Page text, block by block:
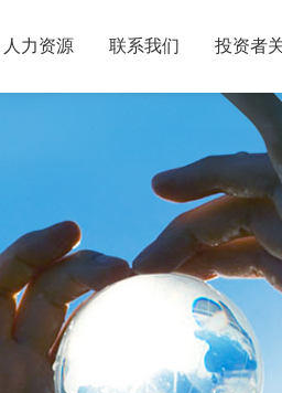
人力资源 联系我们 投资者